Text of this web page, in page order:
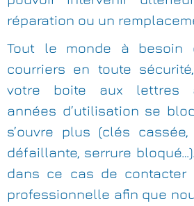
réparation ou un
Tout le monde à besoin
courriers en toute
votre boite aux lettres
années d’utilisation se
s’ouvre plus (clés cassée,
défaillante, serrure
dans ce cas de contacter
professionnelle afin que